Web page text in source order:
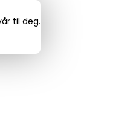
til deg.